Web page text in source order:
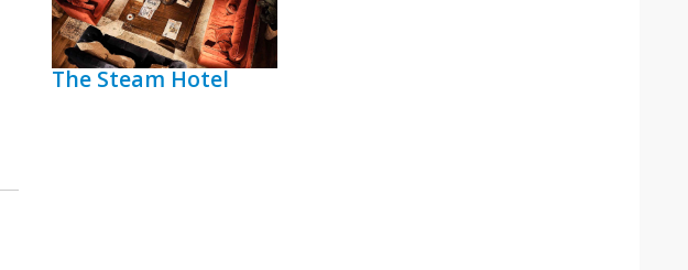
The Steam Hotel